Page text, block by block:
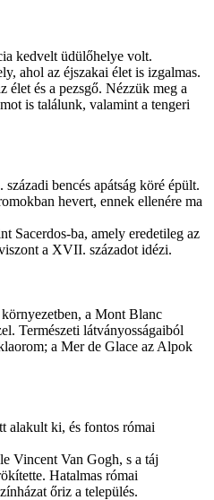
kedvelt üdülőhelye volt.
ahol az éjszakai élet is izgalmas.
élet és a pezsgő. Nézzük meg a
is találunk, valamint a tengeri
bencés apátság köré épült.
hevert, ennek ellenére ma
Sacerdos-ba, amely eredetileg az
a XVII. századot idézi.
a Mont Blanc
Természeti látványosságaiból
a Mer de Glace az Alpok
alakult ki, és fontos római
Vincent Van Gogh, s a táj
Hatalmas római
őriz a település.